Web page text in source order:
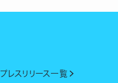
プレスリリース一覧